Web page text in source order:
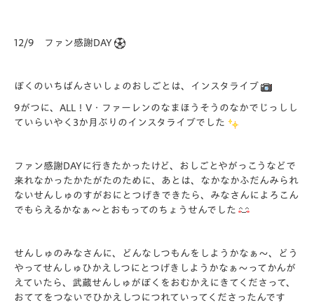
12/9 ファン感謝DAY
ぼくのいちばんさいしょのおしごとは、インスタライブ
9がつに、ALL！V・ファーレンのなまほうそうのなかでじっしし
ていらいやく3か月ぶりのインスタライブでした
ファン感謝DAYに行きたかったけど、おしごとやがっこうなどで
来れなかったかたがたのために、あとは、なかなかふだんみられ
ないせんしゅのすがおにとつげきできたら、みなさんによろこん
でもらえるかなぁ～とおもってのちょうせんでした
せんしゅのみなさんに、どんなしつもんをしようかなぁ～、どう
やってせんしゅひかえしつにとつげきしようかなぁ～ってかんが
えていたら、武蔵せんしゅがぼくをおむかえにきてくださって、
おててをつないでひかえしつにつれていってくださったんです